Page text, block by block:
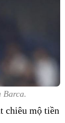
Barca.
chiêu mộ tiền